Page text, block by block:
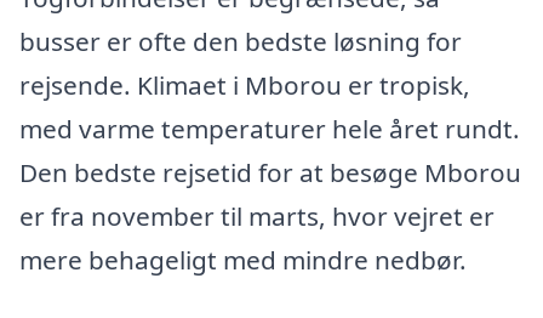
busser er ofte den bedste løsning for
rejsende. Klimaet i Mborou er tropisk,
med varme temperaturer hele året rundt.
Den bedste rejsetid for at besøge Mborou
er fra november til marts, hvor vejret er
mere behageligt med mindre nedbør.